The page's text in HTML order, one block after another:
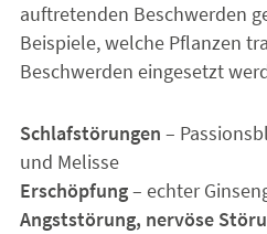
auftretenden Beschwerden
Beispiele, welche Pflanzen
Beschwerden eingesetzt
Schlafstörungen –
und Melisse
Erschöpfung– echter
Angststörung, nervöse